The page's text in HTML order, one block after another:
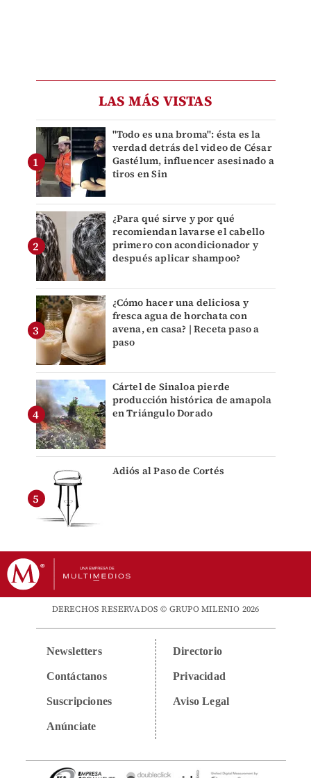
LAS MÁS VISTAS
"Todo es una broma": ésta es la
verdad detrás del video de César
Gastélum, influencer asesinado a
tiros en Sin
¿Para qué sirve y por qué
recomiendan lavarse el cabello
primero con acondicionador y
después aplicar shampoo?
¿Cómo hacer una deliciosa y
fresca agua de horchata con
avena, en casa? | Receta paso a
paso
Cártel de Sinaloa pierde
producción histórica de amapola
en Triángulo Dorado
Adiós al Paso de Cortés
DERECHOS RESERVADOS © GRUPO MILENIO 2026
Newsletters
Contáctanos
Suscripciones
Anúnciate
Directorio
Privacidad
Aviso Legal